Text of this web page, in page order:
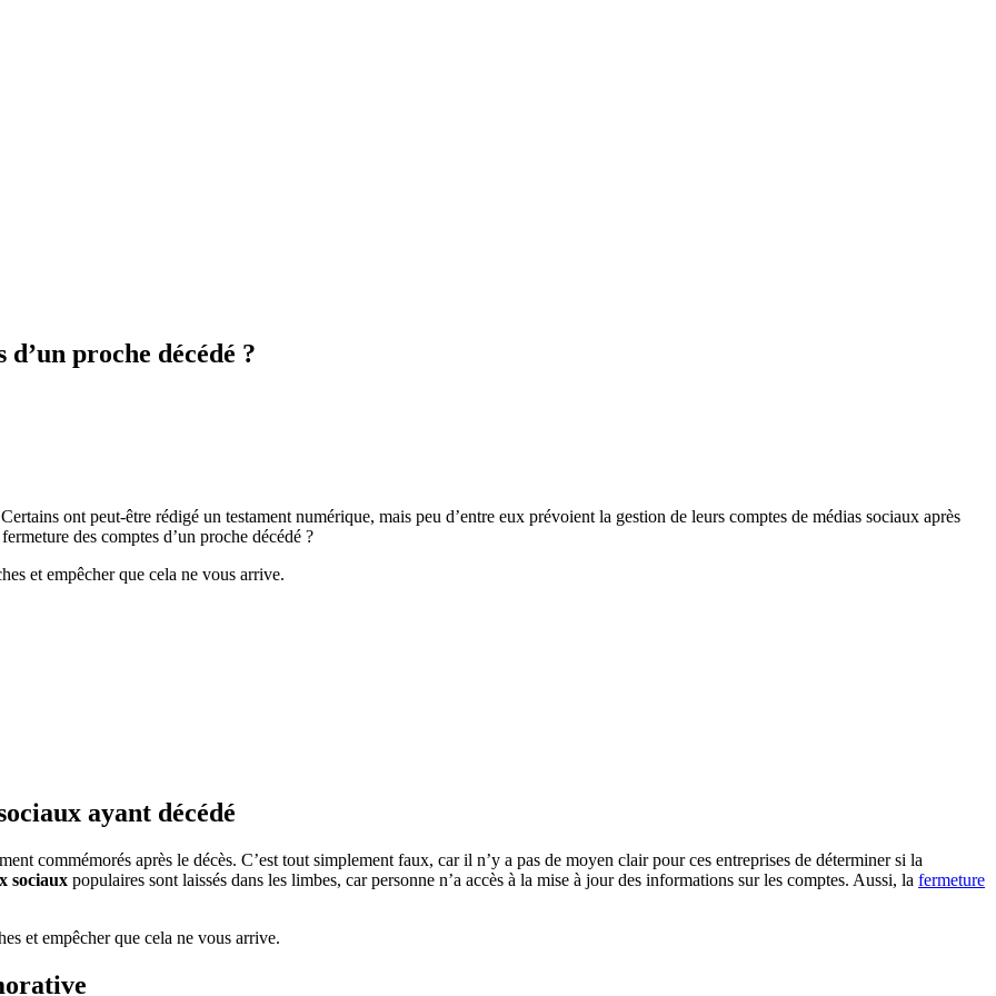
proche décédé ?
des comptes d’un proche décédé ?
et empêcher que cela ne vous arrive.
ayant décédé
commémorés après le décès. C’est tout simplement faux, car il n’y a pas de moyen clair pour ces entreprises de déterminer si la
sociaux populaires sont laissés dans les limbes, car personne n’a accès à la mise à jour des informations sur les comptes. Aussi, la fermeture
et empêcher que cela ne vous arrive.